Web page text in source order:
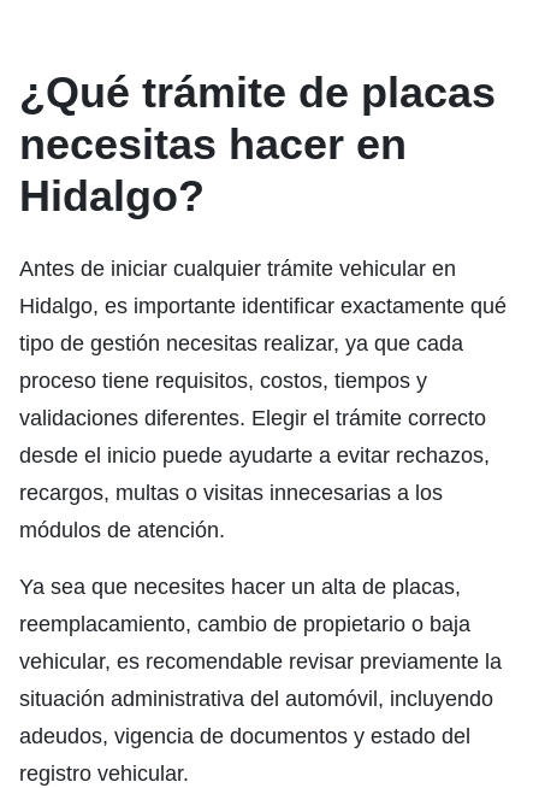
¿Qué trámite de placas
necesitas hacer en
Hidalgo?
Antes de iniciar cualquier trámite vehicular en
Hidalgo, es importante identificar exactamente qué
tipo de gestión necesitas realizar, ya que cada
proceso tiene requisitos, costos, tiempos y
validaciones diferentes. Elegir el trámite correcto
desde el inicio puede ayudarte a evitar rechazos,
recargos, multas o visitas innecesarias a los
módulos de atención.
Ya sea que necesites hacer un alta de placas,
reemplacamiento, cambio de propietario o baja
vehicular, es recomendable revisar previamente la
situación administrativa del automóvil, incluyendo
adeudos, vigencia de documentos y estado del
registro vehicular.